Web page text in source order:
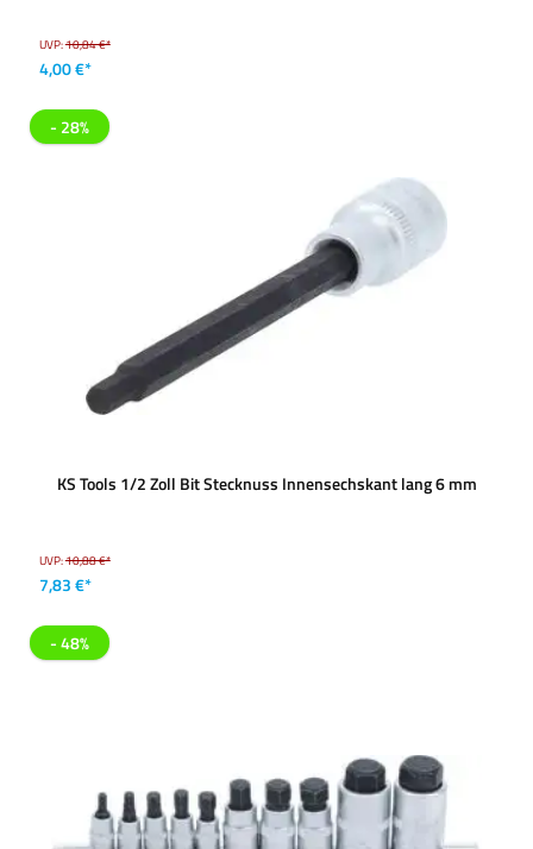
UVP:10,84 €*
4,00 €*
- 28%
KS Tools 1/2 Zoll Bit Stecknuss Innensechskant lang 6 mm
UVP:10,88 €*
7,83 €*
- 48%